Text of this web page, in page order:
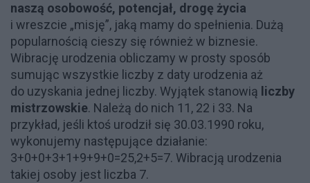
naszą osobowość, potencjał, drogę życia
i wreszcie „misję”, jaką mamy do spełnienia. Dużą
popularnością cieszy się również w biznesie.
Wibrację urodzenia obliczamy w prosty sposób
sumując wszystkie liczby z daty urodzenia aż
do uzyskania jednej liczby. Wyjątek stanowią liczby
mistrzowskie. Należą do nich 11, 22 i 33. Na
przykład, jeśli ktoś urodził się 30.03.1990 roku,
wykonujemy następujące działanie:
3+0+0+3+1+9+9+0=25,2+5=7. Wibracją urodzenia
takiej osoby jest liczba 7.